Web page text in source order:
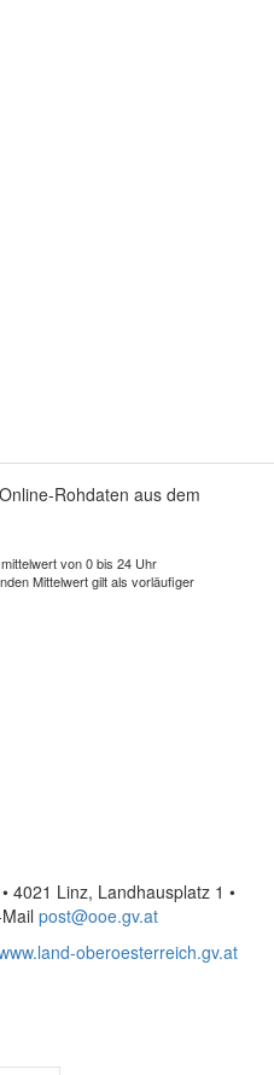
Rohdaten aus dem
von 0 bis 24 Uhr
Mittelwert gilt als vorläufiger
4021 Linz, Landhausplatz 1 •
post@ooe.gv.at
oberoesterreich.gv.at